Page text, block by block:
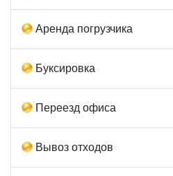
Аренда погрузчика
Буксировка
Переезд офиса
Вывоз отходов